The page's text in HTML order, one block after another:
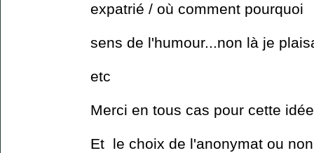
expatrié / où comment pourquoi
sens de l'humour...non là je
etc
Merci en tous cas pour cette
Et le choix de l'anonymat ou